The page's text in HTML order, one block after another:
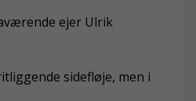
ejer Ulrik
sidefløje, men i